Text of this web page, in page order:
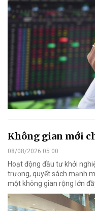
Không gian mới
08/08/2026 05:00
Hoạt động đầu tư khởi
trương, quyết sách mạnh
một không gian rộng lớn